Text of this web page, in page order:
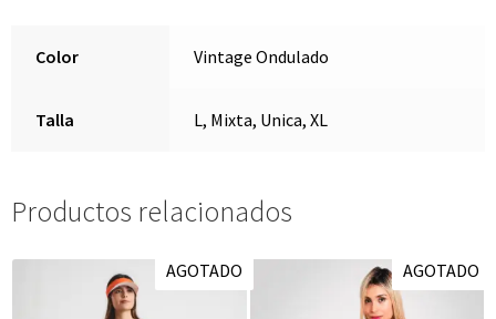
Color Vintage Ondulado
Talla L, Mixta, Unica, XL
Productos relacionados
AGOTADO AGOTADO